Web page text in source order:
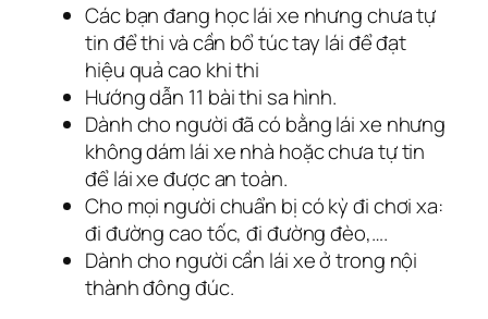
Các bạn đang học lái xe nhưng chưa tự
tin để thi và cần bổ túc tay lái để đạt
hiệu quả cao khi thi
Hướng dẫn 11 bài thi sa hình.
Dành cho người đã có bằng lái xe nhưng
không dám lái xe nhà hoặc chưa tự tin
để lái xe được an toàn.
Cho mọi người chuẩn bị có kỳ đi chơi xa:
đi đường cao tốc, đi đường đèo,….
Dành cho người cần lái xe ở trong nội
thành đông đúc.